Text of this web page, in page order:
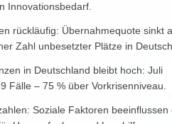
Innovationsbedarf.
rückläufig: Übernahmequote sinkt
Zahl unbesetzter Plätze in
in Deutschland bleibt hoch: Juli
Fälle – 75 % über Vorkrisenniveau.
Soziale Faktoren beeinflussen